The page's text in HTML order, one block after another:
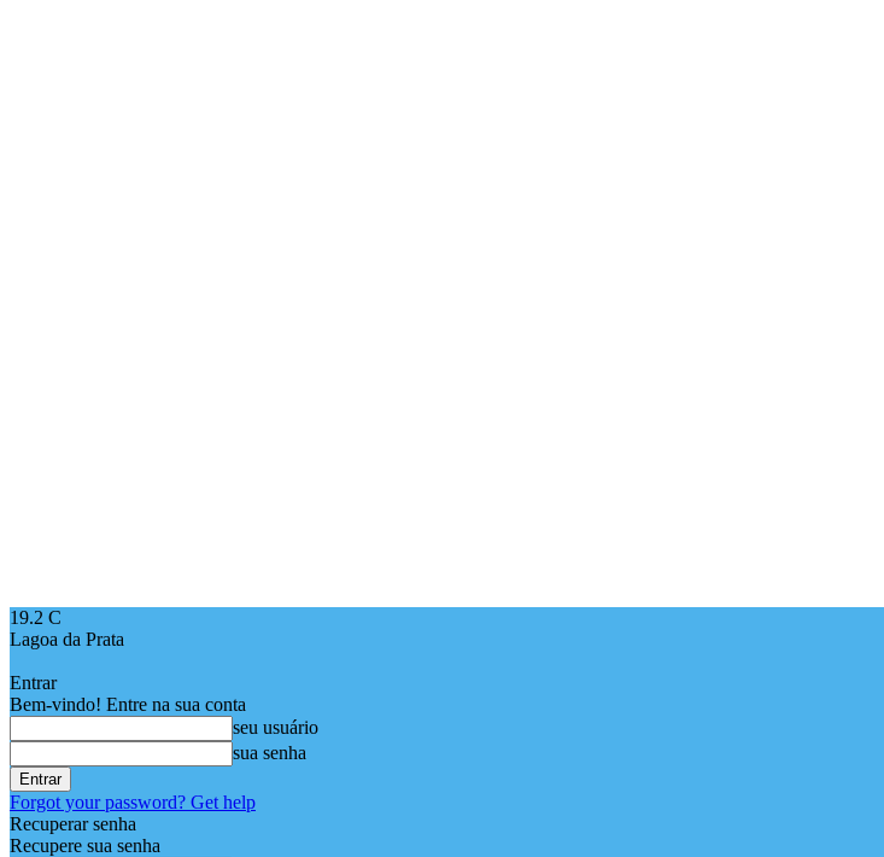
19.2 C
Lagoa da Prata
Entrar
Bem-vindo! Entre na sua conta
seu usuário
sua senha
Forgot your password? Get help
Recuperar senha
Recupere sua senha